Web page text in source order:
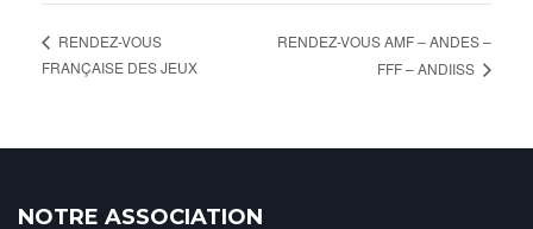
RENDEZ-VOUS
FRANÇAISE DES JEUX
RENDEZ-VOUS AMF – ANDES –
FFF – ANDIISS
NOTRE ASSOCIATION